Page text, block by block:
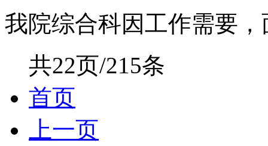
我院综合科因工作需要
共22页/215条
首页
上一页